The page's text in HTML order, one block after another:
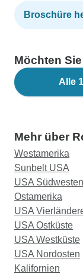
Broschüre
Möchten
Alle
Mehr über
Westamerika
Sunbelt USA
USA Südwesten
Ostamerika
USA
USA Ostküste
USA Westküste
USA Nordosten
Kalifornien